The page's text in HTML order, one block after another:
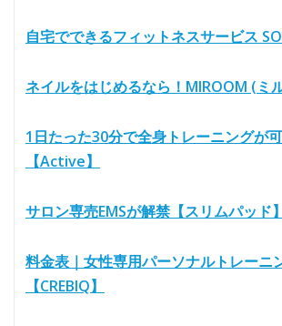
自宅でできるフィットネスサービス
ネイルをはじめるなら！MIROOM (ミ
1日たった30分で全身トレーニングが
【Active】
サロン専売EMSが解禁【スリムパッド】
料金表｜女性専用パーソナルトレーニ
【CREBIQ】